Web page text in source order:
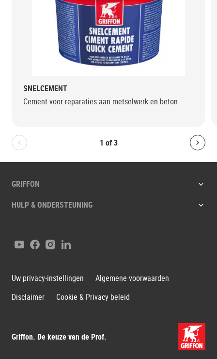
1 of 3
Bolton.General.PreviousSlide
SNELCEMENT
Cement voor reparaties aan metselwerk en beton
GRIFFON
HULP & ONDERSTEUNING
Griffon. De keuze van de Prof.
YouTubeFacebook
Instagram
LinkedIn
Uw privacy-instellingen
Algemene voorwaarden
Disclaimer
Cookie & Privacy beleid